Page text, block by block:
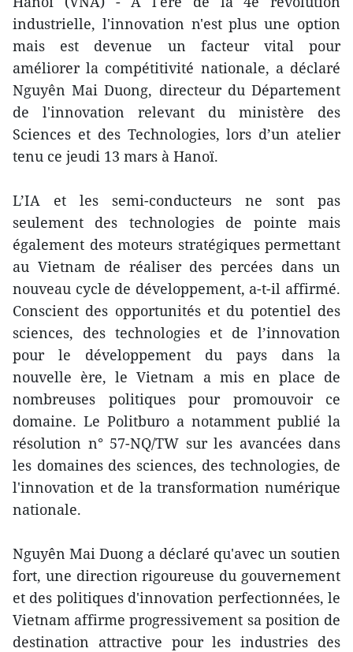
industrielle, l'innovation n'est plus une option
mais est devenue un facteur vital pour
améliorer la compétitivité nationale, a déclaré
Nguyên Mai Duong, directeur du Département
de l'innovation relevant du ministère des
Sciences et des Technologies, lors d’un atelier
tenu ce jeudi 13 mars à Hanoï.
L’IA et les semi-conducteurs ne sont pas
seulement des technologies de pointe mais
également des moteurs stratégiques permettant
au Vietnam de réaliser des percées dans un
nouveau cycle de développement, a-t-il affirmé.
Conscient des opportunités et du potentiel des
sciences, des technologies et de l’innovation
pour le développement du pays dans la
nouvelle ère, le Vietnam a mis en place de
nombreuses politiques pour promouvoir ce
domaine. Le Politburo a notamment publié la
résolution n° 57-NQ/TW sur les avancées dans
les domaines des sciences, des technologies, de
l'innovation et de la transformation numérique
nationale.
Nguyên Mai Duong a déclaré qu'avec un soutien
fort, une direction rigoureuse du gouvernement
et des politiques d'innovation perfectionnées, le
Vietnam affirme progressivement sa position de
destination attractive pour les industries des